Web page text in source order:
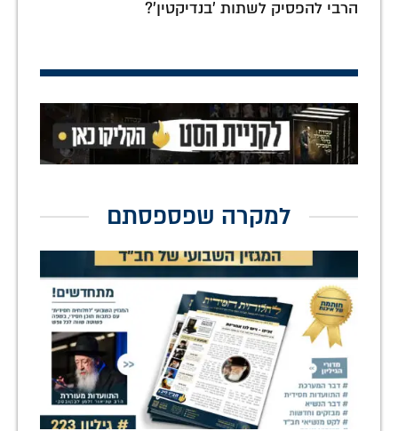
הרבי להפסיק לשתות 'בנדיקטין'?
למקרה שפספסתם